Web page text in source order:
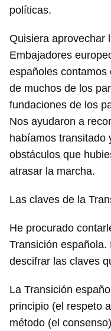
políticas.
Quisiera aprovechar
Embajadores
españoles
de muchos de los
fundaciones de los
Nos ayudaron a
habíamos transitado
obstáculos que
atrasar la marcha.
Las claves de la
He procurado
Transición
descifrar las claves
La Transición
principio (el respeto
método (el